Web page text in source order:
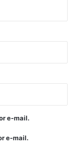
e-mail.
e-mail.